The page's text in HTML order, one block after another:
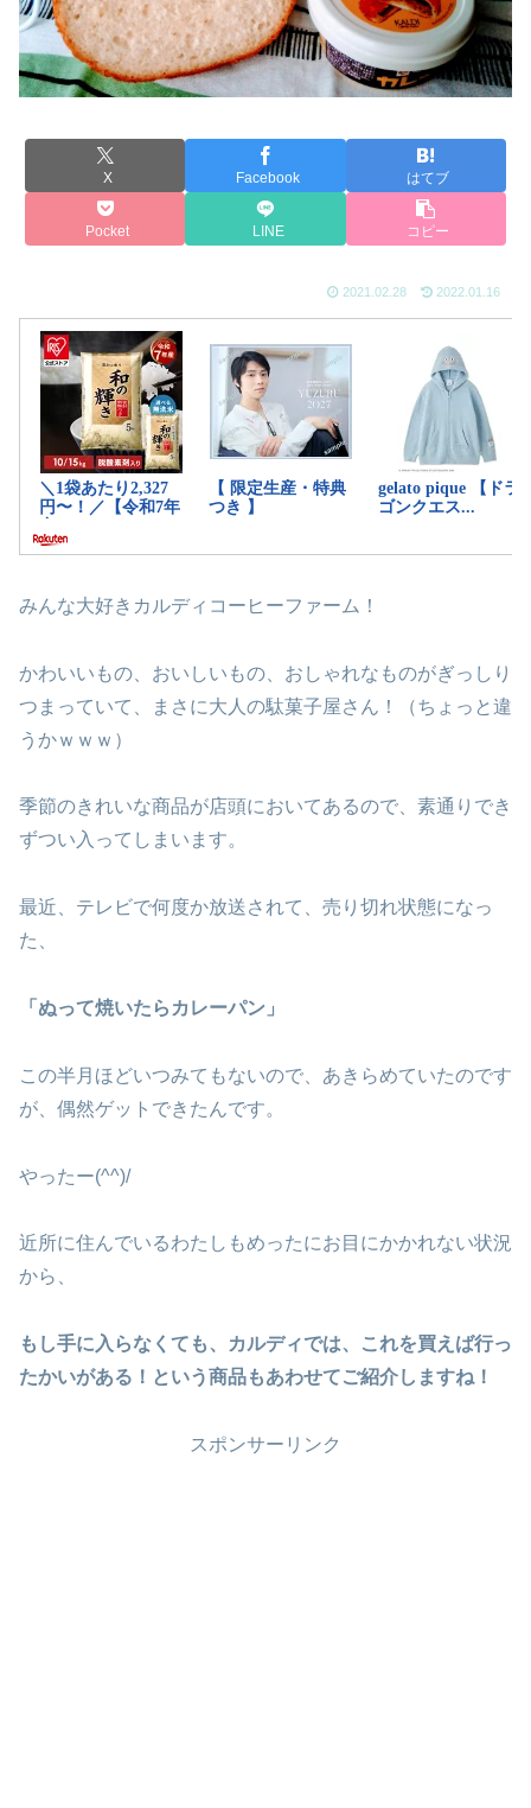
X Facebook はてブ
Pocket LINE コピー
2021.02.28 2022.01.16
みんな大好きカルディコーヒーファーム！
かわいいもの、おいしいもの、おしゃれなものがぎっしり
つまっていて、まさに大人の駄菓子屋さん！（ちょっと違
うかｗｗｗ）
季節のきれいな商品が店頭においてあるので、素通りでき
ずつい入ってしまいます。
最近、テレビで何度か放送されて、売り切れ状態になっ
た、
「ぬって焼いたらカレーパン」
この半月ほどいつみてもないので、あきらめていたのです
が、偶然ゲットできたんです。
やったー(^^)/
近所に住んでいるわたしもめったにお目にかかれない状況
から、
もし手に入らなくても、カルディでは、これを買えば行っ
たかいがある！という商品もあわせてご紹介しますね！
スポンサーリンク